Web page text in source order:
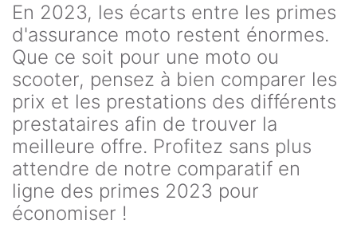
En 2023, les écarts entre les primes
d'assurance moto restent énormes.
Que ce soit pour une moto ou
scooter, pensez à bien comparer les
prix et les prestations des différents
prestataires afin de trouver la
meilleure offre. Profitez sans plus
attendre de notre comparatif en
ligne des primes 2023 pour
économiser !